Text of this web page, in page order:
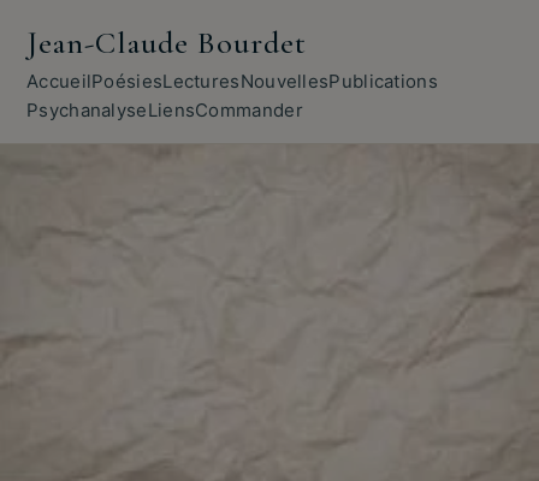
Jean-Claude Bourdet
AccueilPoésiesLecturesNouvellesPublications
PsychanalyseLiensCommander